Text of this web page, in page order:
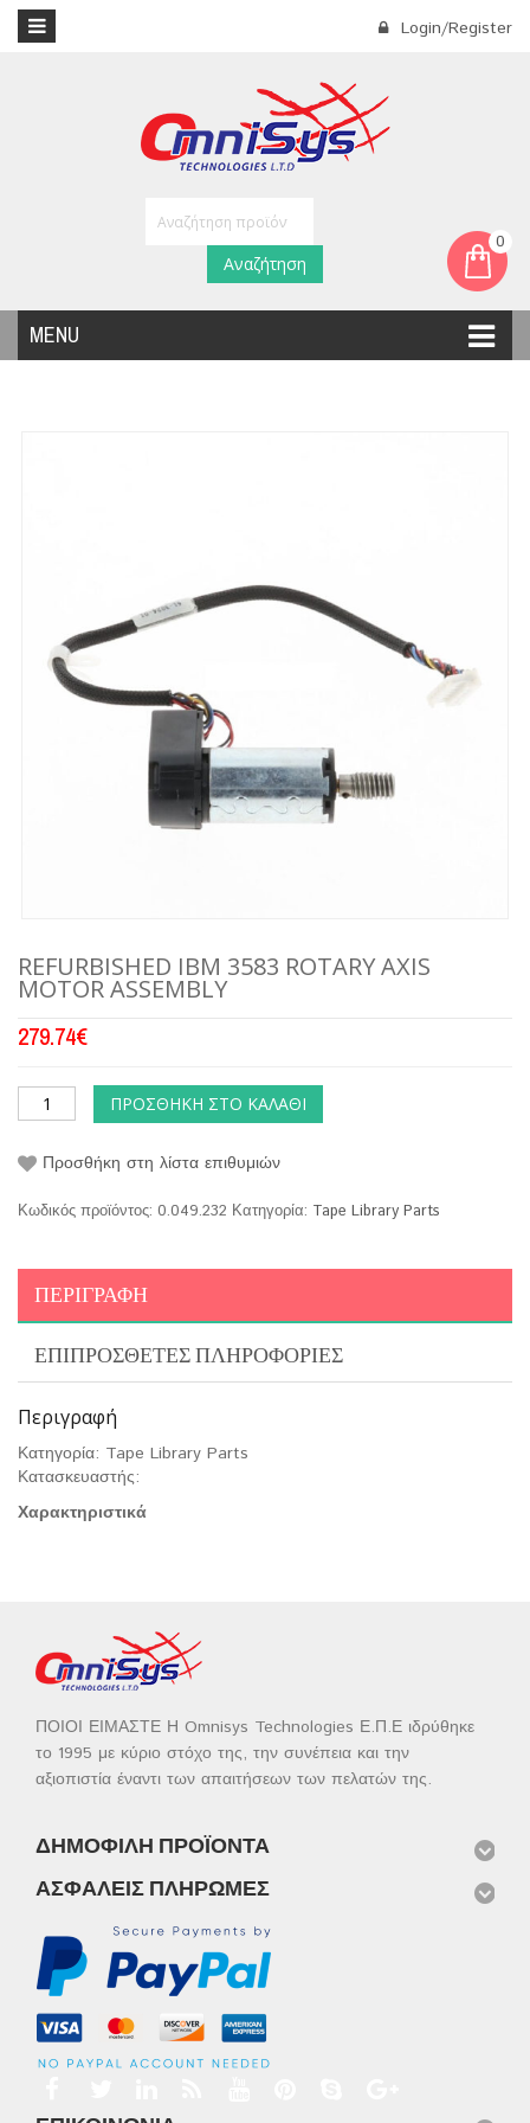
Login/Register
0
MENU
Αναζήτηση
REFURBISHED IBM 3583 ROTARY AXIS
MOTOR ASSEMBLY
279.74€
ΠΡΟΣΘΉΚΗ ΣΤΟ ΚΑΛΆΘΙ
Προσθήκη στη λίστα επιθυμιών
Κωδικός προϊόντος: 0.049.232 Κατηγορία: Tape Library Parts
ΠΕΡΙΓΡΑΦΉ
ΕΠΙΠΡΌΣΘΕΤΕΣ ΠΛΗΡΟΦΟΡΊΕΣ
Περιγραφή
Κατηγορία: Tape Library Parts
Κατασκευαστής:
Χαρακτηριστικά
ΠΟΙΟΙ ΕΙΜΑΣΤΕ Η Omnisys Technologies Ε.Π.Ε ιδρύθηκε
το 1995 με κύριο στόχο της, την συνέπεια και την
αξιοπιστία έναντι των απαιτήσεων των πελατών της.
ΔΗΜΟΦΙΛΉ ΠΡΟΪΌΝΤΑ
ΑΣΦΑΛΕΊΣ ΠΛΗΡΩΜΈΣ